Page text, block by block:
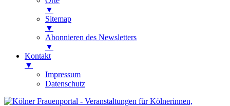
▼
Sitemap
▼
Abonnieren des Newsletters
▼
Kontakt
▼
Impressum
Datenschutz